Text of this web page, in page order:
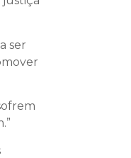
ser